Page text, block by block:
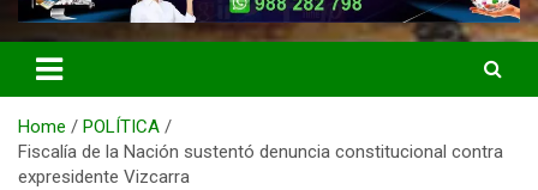
Home
POLÍTICA
Fiscalía de la Nación sustentó denuncia constitucional contra
expresidente Vizcarra